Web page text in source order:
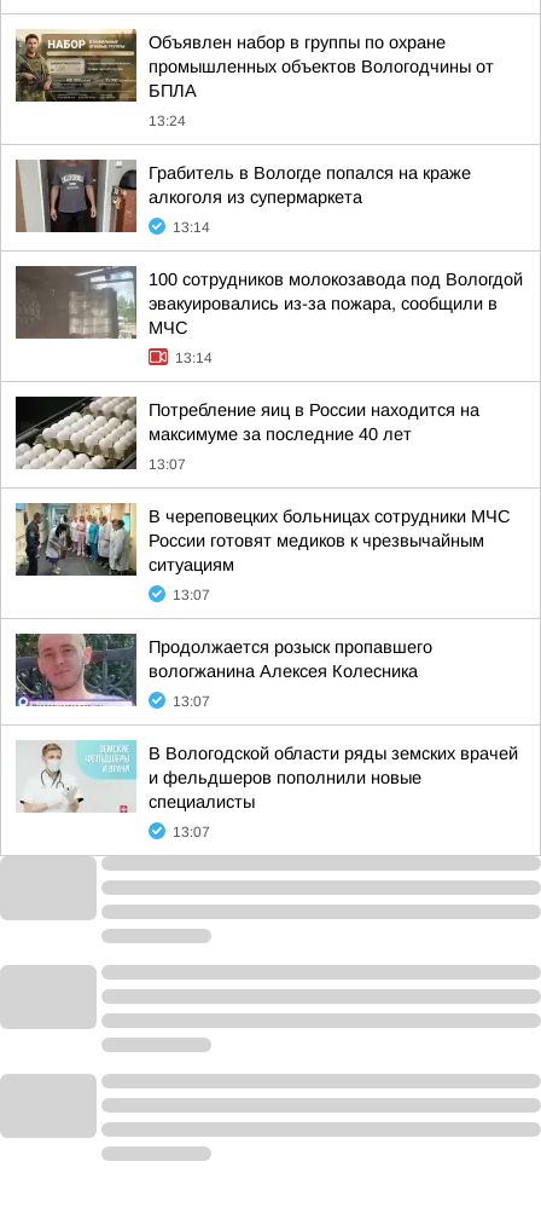
Объявлен набор в группы по охране
промышленных объектов Вологодчины от
БПЛА
13:24
Грабитель в Вологде попался на краже
алкоголя из супермаркета
13:14
100 сотрудников молокозавода под Вологдой
эвакуировались из-за пожара, сообщили в
МЧС
13:14
Потребление яиц в России находится на
максимуме за последние 40 лет
13:07
В череповецких больницах сотрудники МЧС
России готовят медиков к чрезвычайным
ситуациям
13:07
Продолжается розыск пропавшего
вологжанина Алексея Колесника
13:07
В Вологодской области ряды земских врачей
и фельдшеров пополнили новые
специалисты
13:07